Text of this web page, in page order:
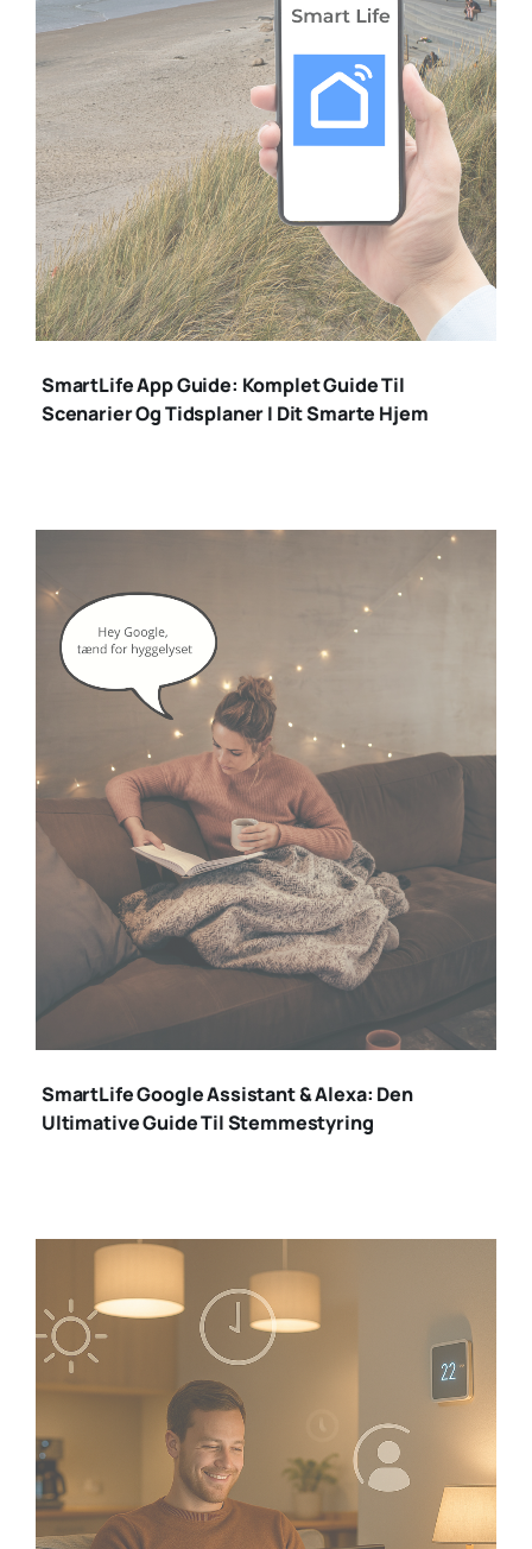
smartlife app
SmartLife App Guide: Komplet Guide Til
Scenarier Og Tidsplaner I Dit Smarte Hjem
google assistant
smartlife
SmartLife Google Assistant & Alexa: Den
Ultimative Guide Til Stemmestyring